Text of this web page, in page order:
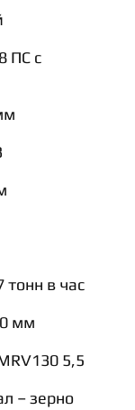
ПС с
тонн в час
мм
5,5
– зерно